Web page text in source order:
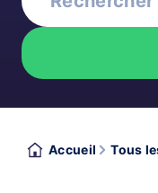
Accueil Tous